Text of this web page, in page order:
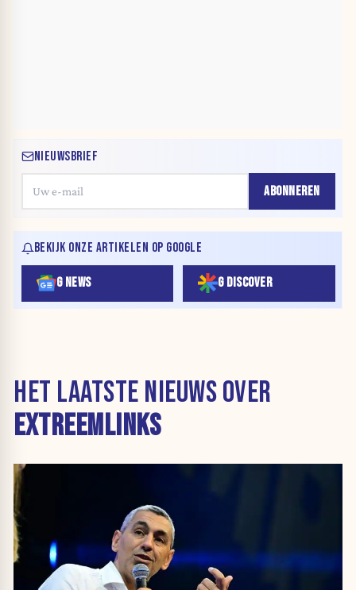
NIEUWSBRIEF
ABONNEREN
BEKIJK ONZE ARTIKELEN OP GOOGLE
G NEWS G DISCOVER
HET LAATSTE NIEUWS OVER
EXTREEMLINKS